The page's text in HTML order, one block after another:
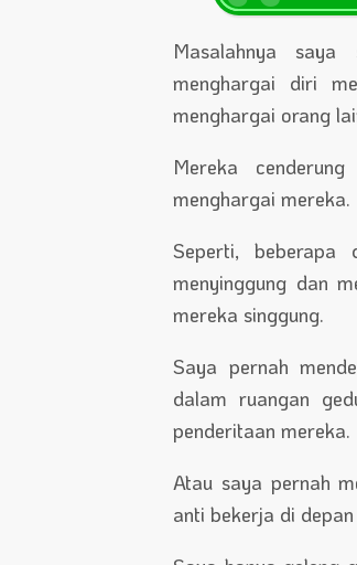
Masalahnya
menghargai diri
menghargai orang
Mereka
menghargai mereka.
Seperti, beberapa
menyinggung dan
mereka singgung.
Saya pernah
dalam ruangan
penderitaan mereka.
Atau saya pernah
anti bekerja di